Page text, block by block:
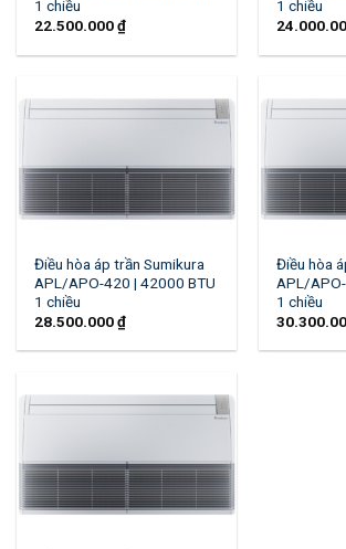
1 chiều
22.500.000₫
1 chiều
Điều hòa áp trần Sumikura
APL/APO-420 | 42000 BTU
1 chiều
28.500.000₫
Điều hòa
APL/
1 chiều